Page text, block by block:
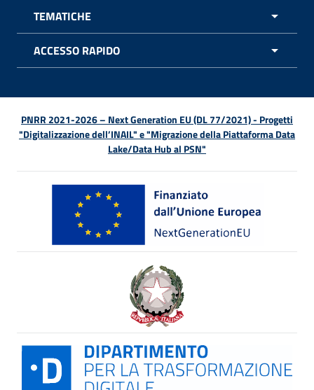
TEMATICHE
ACCESSO RAPIDO
PNRR 2021-2026 – Next Generation EU (DL 77/2021) - Progetti
"Digitalizzazione dell’INAIL" e "Migrazione della Piattaforma Data
Lake/Data Hub al PSN"